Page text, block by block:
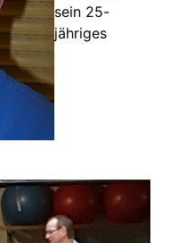
sein 25-
jähriges